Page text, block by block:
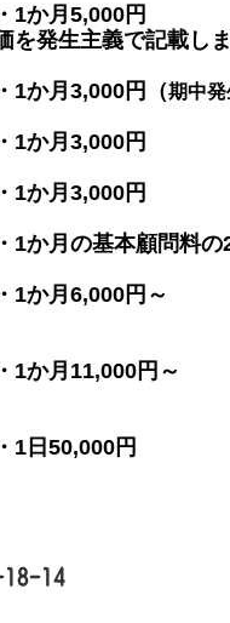
1か月5,000円
発生主義で記載し
1か月3,000円（期中
1か月3,000円
1か月3,000円
1か月の基本顧問
・・1か月6,000
・・1か月11,000
1日50,000円